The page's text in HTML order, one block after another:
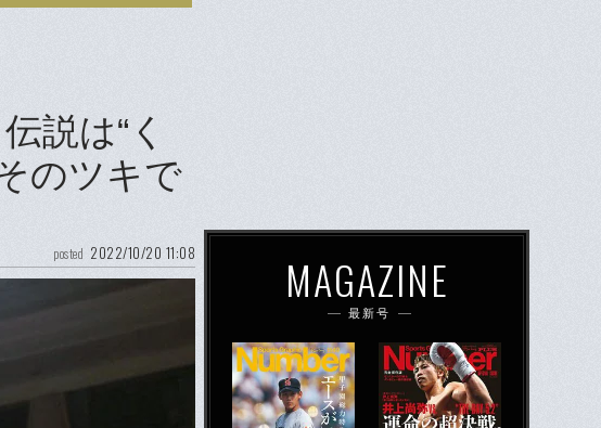
説は“く
のツキで
posted 2022/10/20 11:08 MAGAZINE
最新号